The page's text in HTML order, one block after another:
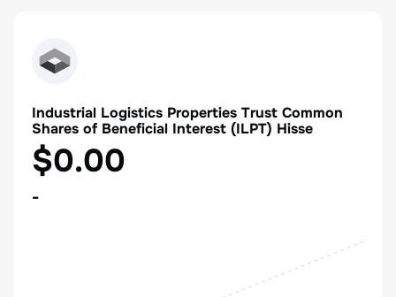
Industrial Logistics Properties Trust Common
Shares of Beneficial Interest (ILPT) Hisse
$0.00
-